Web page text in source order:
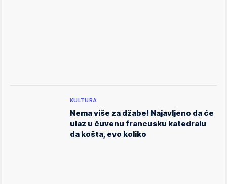
KULTURA
Nema više za džabe! Najavljeno da će
ulaz u čuvenu francusku katedralu
da košta, evo koliko